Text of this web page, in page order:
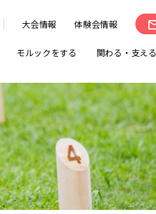
大会情報 体験会情報
モルックをする 関わる・支える